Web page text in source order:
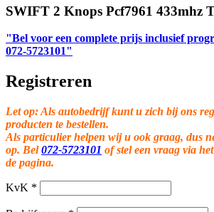
SWIFT 2 Knops Pcf7961 433mhz
"Bel voor een complete prijs inclusief
072-5723101"
Registreren
Let op: Als autobedrijf kunt u zich bij ons
producten te bestellen.
Als particulier helpen wij u ook graag, dus
op. Bel072-5723101 of stel een vraag via
de pagina.
KvK *